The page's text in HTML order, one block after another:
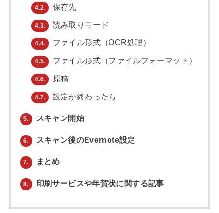
4.2. 保存先
4.3. 読み取りモード
4.4. ファイル形式（OCR処理）
4.5. ファイル形式（ファイルフォーマット）
4.6. 原稿
4.7. 設定が終わったら
5. スキャン開始
6. スキャン後のEvernote設定
7. まとめ
8. 印刷サービスや年賀状に関する記事